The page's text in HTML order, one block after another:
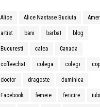
Alice Alice Nastase Buciuta
artist bani barbat blog
Bucuresti cafea Canada
coffeechat colega colegi
doctor dragoste duminica
Facebook femeie fericire